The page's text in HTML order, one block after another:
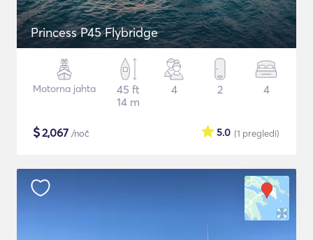
Princess P45 Flybridge
Motorna jahta
45 ft
14 m
4 2 4
$2,067 /noč (1 pregledi)
5.0